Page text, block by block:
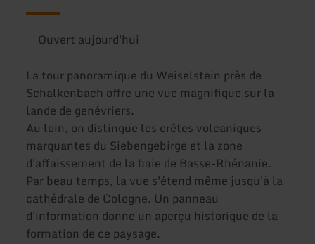
Ouvert aujourd'hui
La tour panoramique du Weiselstein près de
Schalkenbach offre une vue magnifique sur la
lande de genévriers.
Au loin, on distingue les crêtes volcaniques
marquantes du Siebengebirge et la zone
d'affaissement de la baie de Basse-Rhénanie.
Par beau temps, la vue s'étend même jusqu'à la
cathédrale de Cologne. Un panneau
d'information donne un aperçu historique de la
formation de ce paysage.